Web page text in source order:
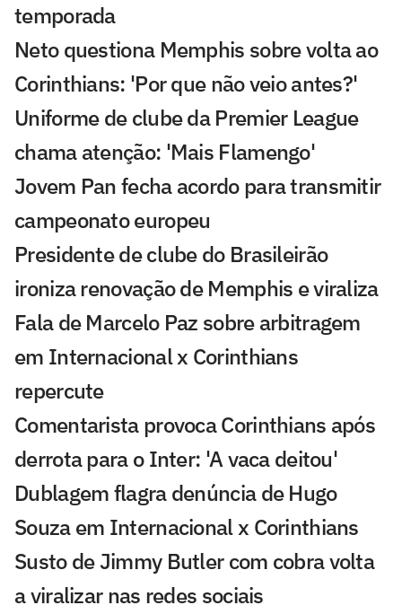
temporada
Neto questiona Memphis sobre volta ao
Corinthians: 'Por que não veio antes?'
Uniforme de clube da Premier League
chama atenção: 'Mais Flamengo'
Jovem Pan fecha acordo para transmitir
campeonato europeu
Presidente de clube do Brasileirão
ironiza renovação de Memphis e viraliza
Fala de Marcelo Paz sobre arbitragem
em Internacional x Corinthians
repercute
Comentarista provoca Corinthians após
derrota para o Inter: 'A vaca deitou'
Dublagem flagra denúncia de Hugo
Souza em Internacional x Corinthians
Susto de Jimmy Butler com cobra volta
a viralizar nas redes sociais